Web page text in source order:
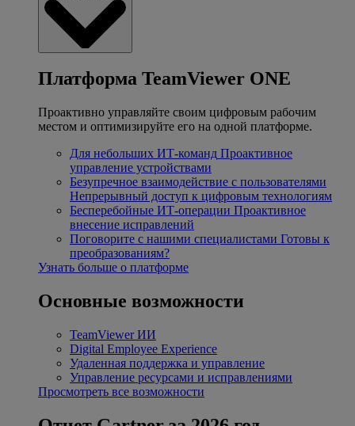
Платформа TeamViewer ONE
Проактивно управляйте своим цифровым рабочим
местом и оптимизируйте его на одной платформе.
Для небольших ИТ-команд Проактивное
управление устройствами
Безупречное взаимодействие с пользователями
Непрерывный доступ к цифровым технологиям
Бесперебойные ИТ-операции Проактивное
внесение исправлений
Поговорите с нашими специалистами Готовы к
преобразованиям?
Узнать больше о платформе
Основные возможности
TeamViewer ИИ
Digital Employee Experience
Удаленная поддержка и управление
Управление ресурсами и исправлениями
Просмотреть все возможности